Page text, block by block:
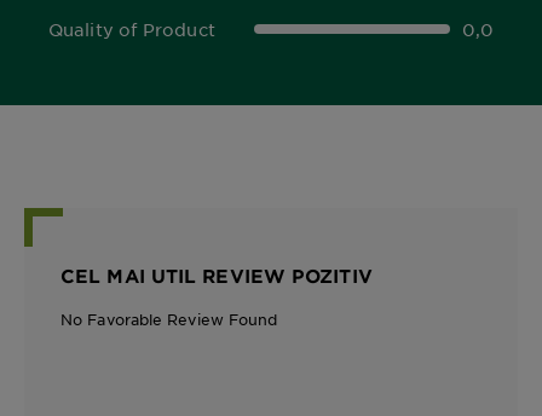
Quality of Product
0,0 out of 5 stars 0,0
CEL MAI UTIL REVIEW POZITIV
No Favorable Review Found